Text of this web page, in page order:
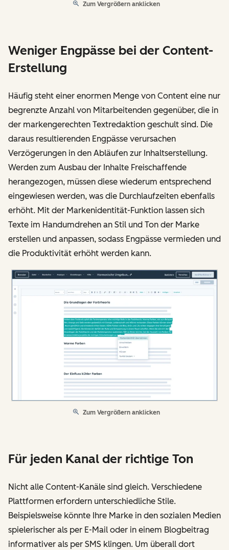
Zum Vergrößern anklicken
Weniger Engpässe bei der Content-
Erstellung
Häufig steht einer enormen Menge von Content eine nur
begrenzte Anzahl von Mitarbeitenden gegenüber, die in
der markengerechten Textredaktion geschult sind. Die
daraus resultierenden Engpässe verursachen
Verzögerungen in den Abläufen zur Inhaltserstellung.
Werden zum Ausbau der Inhalte Freischaffende
herangezogen, müssen diese wiederum entsprechend
eingewiesen werden, was die Durchlaufzeiten ebenfalls
erhöht. Mit der Markenidentität-Funktion lassen sich
Texte im Handumdrehen an Stil und Ton der Marke
erstellen und anpassen, sodass Engpässe vermieden und
die Produktivität erhöht werden kann.
Zum Vergrößern anklicken
Für jeden Kanal der richtige Ton
Nicht alle Content-Kanäle sind gleich. Verschiedene
Plattformen erfordern unterschiedliche Stile.
Beispielsweise könnte Ihre Marke in den sozialen Medien
spielerischer als per E-Mail oder in einem Blogbeitrag
informativer als per SMS klingen. Um überall dort